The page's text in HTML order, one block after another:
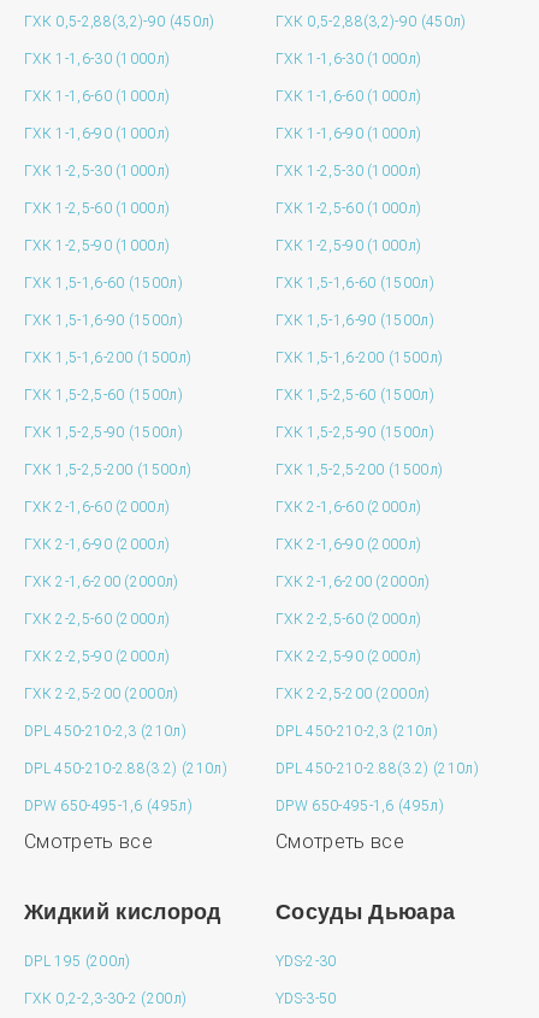
ГХК 0,5-2,88(3,2)-90 (450л)
ГХК 1-1,6-30 (1000л)
ГХК 1-1,6-60 (1000л)
ГХК 1-1,6-90 (1000л)
ГХК 1-2,5-30 (1000л)
ГХК 1-2,5-60 (1000л)
ГХК 1-2,5-90 (1000л)
ГХК 1,5-1,6-60 (1500л)
ГХК 1,5-1,6-90 (1500л)
ГХК 1,5-1,6-200 (1500л)
ГХК 1,5-2,5-60 (1500л)
ГХК 1,5-2,5-90 (1500л)
ГХК 1,5-2,5-200 (1500л)
ГХК 2-1,6-60 (2000л)
ГХК 2-1,6-90 (2000л)
ГХК 2-1,6-200 (2000л)
ГХК 2-2,5-60 (2000л)
ГХК 2-2,5-90 (2000л)
ГХК 2-2,5-200 (2000л)
DPL 450-210-2,3 (210л)
DPL 450-210-2.88(3.2) (210л)
DPW 650-495-1,6 (495л)
Смотреть все
ГХК 0,5-2,88(3,2)-90 (450л)
ГХК 1-1,6-30 (1000л)
ГХК 1-1,6-60 (1000л)
ГХК 1-1,6-90 (1000л)
ГХК 1-2,5-30 (1000л)
ГХК 1-2,5-60 (1000л)
ГХК 1-2,5-90 (1000л)
ГХК 1,5-1,6-60 (1500л)
ГХК 1,5-1,6-90 (1500л)
ГХК 1,5-1,6-200 (1500л)
ГХК 1,5-2,5-60 (1500л)
ГХК 1,5-2,5-90 (1500л)
ГХК 1,5-2,5-200 (1500л)
ГХК 2-1,6-60 (2000л)
ГХК 2-1,6-90 (2000л)
ГХК 2-1,6-200 (2000л)
ГХК 2-2,5-60 (2000л)
ГХК 2-2,5-90 (2000л)
ГХК 2-2,5-200 (2000л)
DPL 450-210-2,3 (210л)
DPL 450-210-2.88(3.2) (210л)
DPW 650-495-1,6 (495л)
Смотреть все
Жидкий кислород
DPL 195 (200л)
ГХК 0,2-2,3-30-2 (200л)
Сосуды Дьюара
YDS-2-30
YDS-3-50